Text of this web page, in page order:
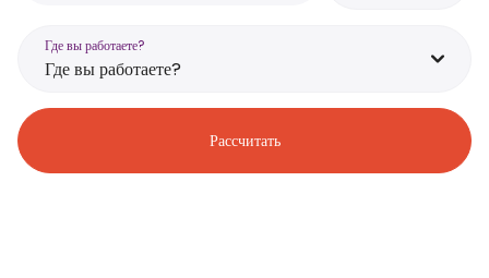
Где вы работаете?
Где вы работаете?
Рассчитать